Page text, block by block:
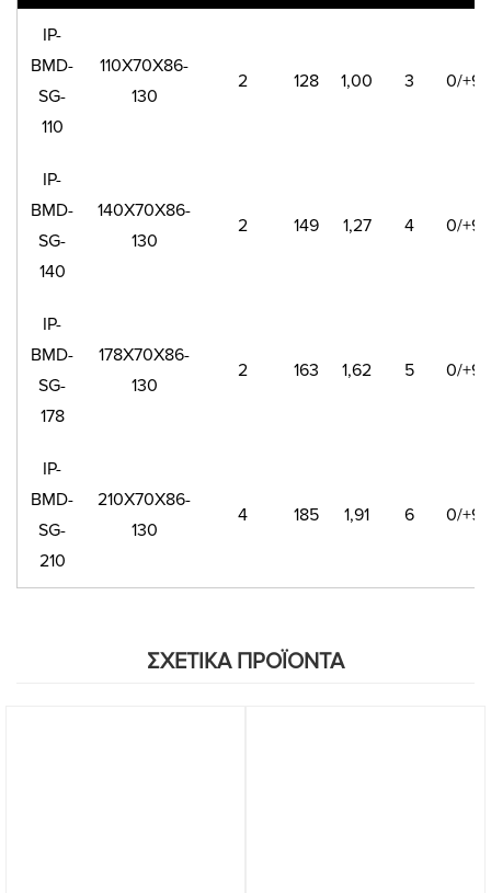
IP-
BMD-
SG-
110
110X70X86-
130
2 128 1,00 3 0/+90
IP-
BMD-
SG-
140
140X70X86-
130
2 149 1,27 4 0/+90
IP-
BMD-
SG-
178
178X70X86-
130
2 163 1,62 5 0/+90
IP-
BMD-
SG-
210
210X70X86-
130
4 185 1,91 6 0/+90
ΣΧΕΤΙΚΑ ΠΡΟΪΟΝΤΑ